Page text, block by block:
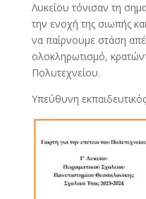
Λυκείου τόνισαν τη
την ενοχή της σιωπής
να παίρνουμε στάση
ολοκληρωτισμό,
Πολυτεχνείου.
Υπεύθυνη